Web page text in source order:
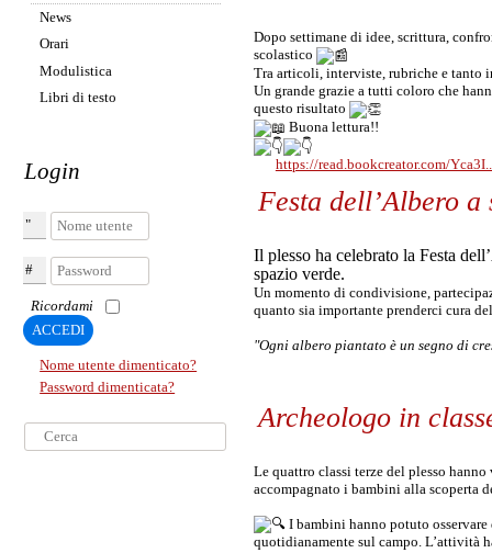
News
Orari
Modulistica
Libri di testo
Login
Nome utente
Password
Ricordami
ACCEDI
Nome utente dimenticato?
Password dimenticata?
Cerca...
Dopo settimane di idee, scrittura,
scolastico
Tra articoli, interviste, rubriche e tanto
Un grande grazie a tutti coloro che
questo risultato
Buona lettura!!
https://read.bookcreator.com/
Festa dell’Albero a
Il plesso ha celebrato la Festa
spazio verde.
Un momento di condivisione,
quanto sia importante prenderci cura
"Ogni albero piantato è un segno di
Archeologo in
Le quattro classi terze del plesso
accompagnato i bambini alla scoperta
I bambini hanno potuto
quotidianamente sul campo. L’attività